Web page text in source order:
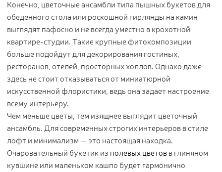
Прайс-листы и каталоги
О Treez
Доставка и оплата
Контакты
Новости
Статьи
СМИ о нас
Конечно, цветочные ансамбли типа пышных букетов для
обеденного стола или роскошной гирлянды на камин
выглядят пафосно и не всегда уместно в крохотной
квартире-студии. Такие крупные фитокомпозиции
больше подойдут для декорирования гостиных,
ресторанов, отелей, просторных холлов. Однако даже
здесь не стоит отказываться от миниатюрной
искусственной флористики, ведь она задает настроение
всему интерьеру.
Чем меньше цветы, тем изящнее выглядит цветочный
ансамбль. Для современных строгих интерьеров в стиле
лофт и минимализм — это настоящая находка.
Очаровательный букетик из полевых цветовв глиняном
кувшине или маленьком кашпо будет гармонично